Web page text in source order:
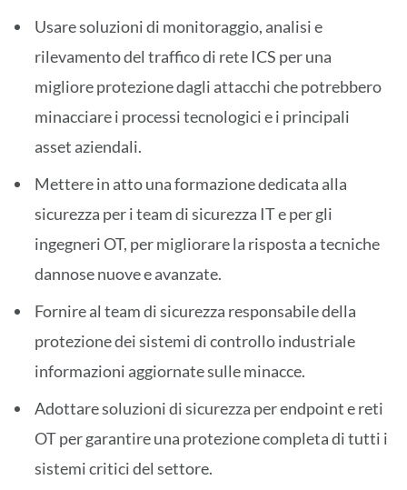
Usare soluzioni di monitoraggio, analisi e
rilevamento del traffico di rete ICS per una
migliore protezione dagli attacchi che potrebbero
minacciare i processi tecnologici e i principali
asset aziendali.
Mettere in atto una formazione dedicata alla
sicurezza per i team di sicurezza IT e per gli
ingegneri OT, per migliorare la risposta a tecniche
dannose nuove e avanzate.
Fornire al team di sicurezza responsabile della
protezione dei sistemi di controllo industriale
informazioni aggiornate sulle minacce.
Adottare soluzioni di sicurezza per endpoint e reti
OT per garantire una protezione completa di tutti i
sistemi critici del settore.